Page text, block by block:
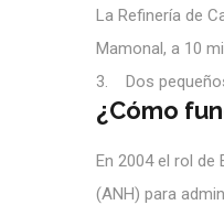
La Refinería de
Mamonal, a 10
3. Dos
¿Cómo
En 2004 el rol
(ANH) para